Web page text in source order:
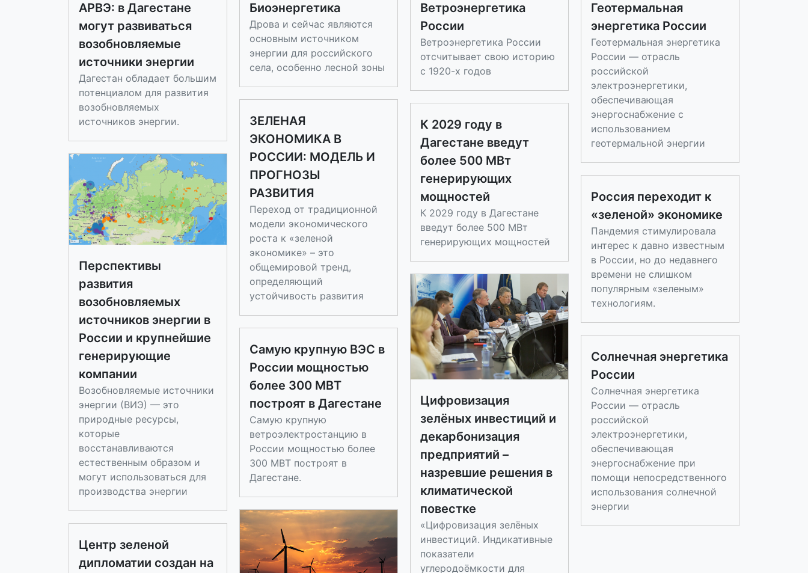
АРВЭ: в Дагестане
могут развиваться
возобновляемые
источники энергии
Дагестан обладает большим
потенциалом для развития
возобновляемых
источников энергии.
Биоэнергетика
Дрова и сейчас являются
основным источником
энергии для российского
села, особенно лесной зоны
Ветроэнергетика
России
Ветроэнергетика России
отсчитывает свою историю
с 1920-х годов
Геотермальная
энергетика России
Геотермальная энергетика
России — отрасль
российской
электроэнергетики,
обеспечивающая
энергоснабжение с
использованием
геотермальной энергии
ЗЕЛЕНАЯ
ЭКОНОМИКА В
РОССИИ: МОДЕЛЬ И
ПРОГНОЗЫ
РАЗВИТИЯ
Переход от традиционной
модели экономического
роста к «зеленой
экономике» – это
общемировой тренд,
определяющий
устойчивость развития
К 2029 году в
Дагестане введут
более 500 МВт
генерирующих
мощностей
К 2029 году в Дагестане
введут более 500 МВт
генерирующих мощностей
Перспективы
развития
возобновляемых
источников энергии в
России и крупнейшие
генерирующие
компании
Возобновляемые источники
энергии (ВИЭ) — это
природные ресурсы,
которые
восстанавливаются
естественным образом и
могут использоваться для
производства энергии
Россия переходит к
«зеленой» экономике
Пандемия стимулировала
интерес к давно известным
в России, но до недавнего
времени не слишком
популярным «зеленым»
технологиям.
Цифровизация
зелёных инвестиций и
декарбонизация
предприятий –
назревшие решения в
климатической
повестке
«Цифровизация зелёных
инвестиций. Индикативные
показатели
углеродоёмкости для
Самую крупную ВЭС в
России мощностью
более 300 МВТ
построят в Дагестане
Самую крупную
ветроэлектростанцию в
России мощностью более
300 МВТ построят в
Дагестане.
Солнечная энергетика
России
Солнечная энергетика
России — отрасль
российской
электроэнергетики,
обеспечивающая
энергоснабжение при
помощи непосредственного
использования солнечной
энергии
Центр зеленой
дипломатии создан на